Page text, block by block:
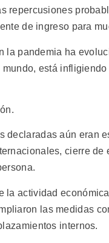
repercusiones
de ingreso para
la pandemia ha
está
declaradas aún eran
cierre de
la actividad
las medidas
internos.